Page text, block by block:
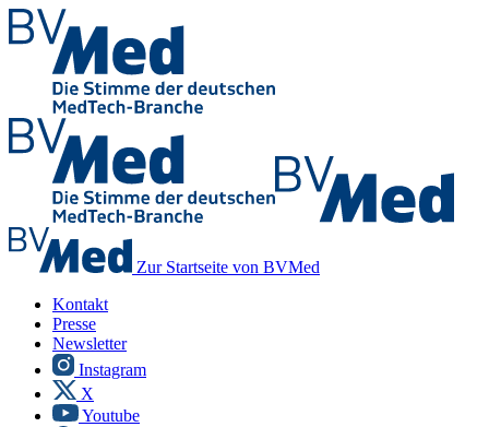
Zur Startseite von BVMed
Kontakt
Presse
Newsletter
Instagram
X
Youtube